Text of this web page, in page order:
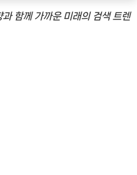
함께 가까운 미래의 검색 트렌